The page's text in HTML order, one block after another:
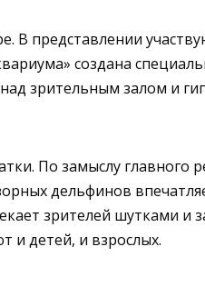
представлении
создана
зрительным залом и
По замыслу
дельфинов
зрителей шутками и
и детей, и взрослых.